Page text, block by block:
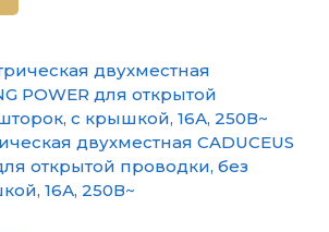
двухместная CADUCEUS
открытой проводки, без
16А, 250В~